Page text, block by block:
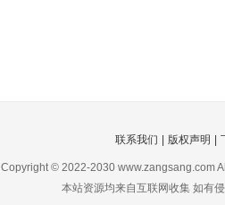
联系我们 版权声明
Copyright © 2022-2030 www.zangsang.com
本站资源均来自互联网收集 如有